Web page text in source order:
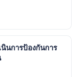
นการป้องกันการ